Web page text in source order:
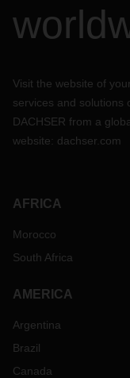
Visit the website of
services and solutions
DACHSER from a
website: dachser.com
AFRICA
Morocco
South Africa
AMERICA
Argentina
Brazil
Canada